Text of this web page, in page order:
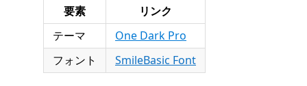
要素
リンク
テーマ
One Dark Pro
フォント
SmileBasic Font